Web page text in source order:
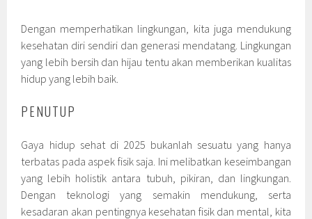
Dengan memperhatikan lingkungan, kita juga mendukung
kesehatan diri sendiri dan generasi mendatang. Lingkungan
yang lebih bersih dan hijau tentu akan memberikan kualitas
hidup yang lebih baik.
PENUTUP
Gaya hidup sehat di 2025 bukanlah sesuatu yang hanya
terbatas pada aspek fisik saja. Ini melibatkan keseimbangan
yang lebih holistik antara tubuh, pikiran, dan lingkungan.
Dengan teknologi yang semakin mendukung, serta
kesadaran akan pentingnya kesehatan fisik dan mental, kita